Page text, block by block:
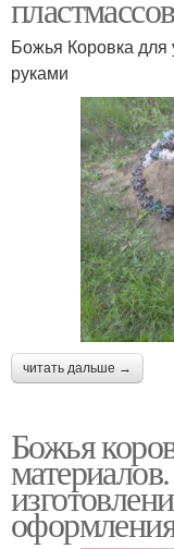
Божья Коровка
руками
читать дальше →
Божья